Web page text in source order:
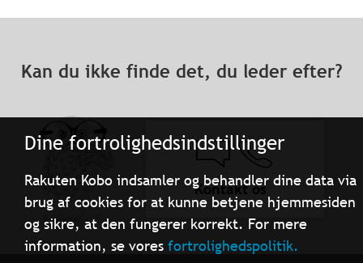
Dine fortrolighedsindstillinger
Rakuten Kobo indsamler og behandler dine data via
brug af cookies for at kunne betjene hjemmesiden
og sikre, at den fungerer korrekt. For mere
information, se voresfortrolighedspolitik.
Kan du ikke finde det, du leder efter?
Kontakt os